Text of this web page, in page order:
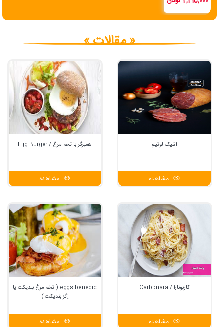
« مقالات »
اشپک لوتینو
مشاهده
همبرگر با تخم مرغ / Egg Burger
مشاهده
کاربونارا / Carbonara
مشاهده
eggs benedic ( تخم مرغ بندیکت یا
اِگز بندیکت )
مشاهده